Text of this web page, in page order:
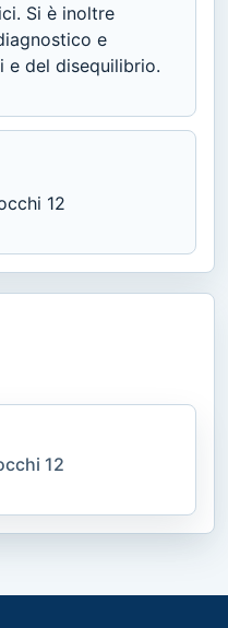
Si è inoltre
e
e del disequilibrio.
12
12